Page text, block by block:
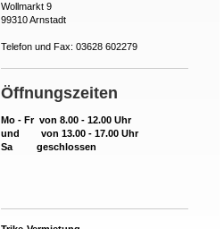
Wollmarkt 9
99310 Arnstadt
Telefon und Fax: 03628 602279
Öffnungszeiten
Mo - Fr von 8.00 - 12.00 Uhr
und von 13.00 - 17.00 Uhr
Sa geschlossen